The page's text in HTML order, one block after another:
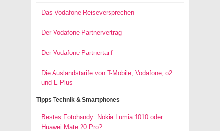
Das Vodafone Reiseversprechen
Der Vodafone-Partnervertrag
Der Vodafone Partnertarif
Die Auslandstarife von T-Mobile, Vodafone, o2
und E-Plus
Tipps Technik & Smartphones
Bestes Fotohandy: Nokia Lumia 1010 oder
Huawei Mate 20 Pro?